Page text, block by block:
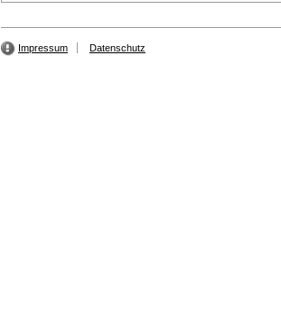
Impressum Datenschutz